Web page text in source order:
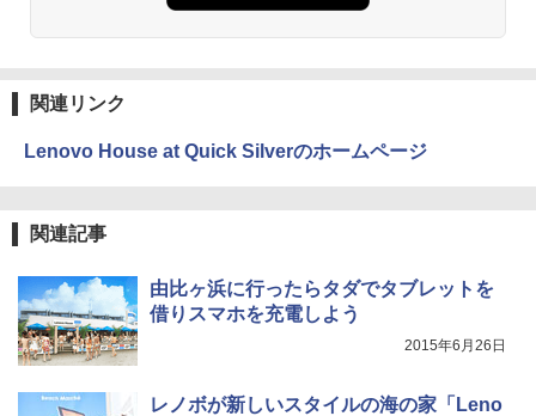
￥810
関連リンク
Lenovo House at Quick Silverのホームページ
関連記事
由比ヶ浜に行ったらタダでタブレットを
借りスマホを充電しよう
2015年6月26日
レノボが新しいスタイルの海の家「Leno